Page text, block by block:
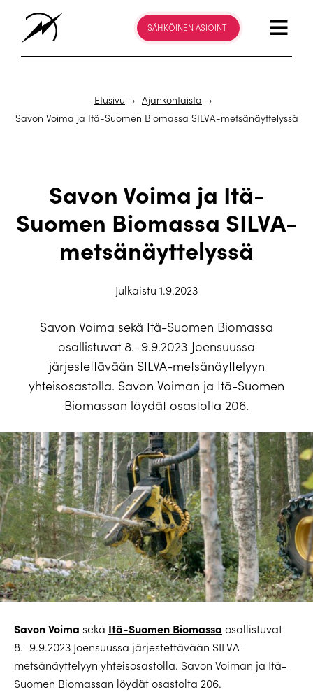
SÄHKÖINEN ASIOINTI
Etusivu › Ajankohtaista
›
Savon Voima ja Itä-Suomen Biomassa SILVA-metsänäyttelyssä
Savon Voima ja Itä-
Suomen Biomassa SILVA-
metsänäyttelyssä
Julkaistu 1.9.2023
Savon Voima sekä Itä-Suomen Biomassa
osallistuvat 8.–9.9.2023 Joensuussa
järjestettävään SILVA-metsänäyttelyyn
yhteisosastolla. Savon Voiman ja Itä-Suomen
Biomassan löydät osastolta 206.
Savon Voima sekä Itä-Suomen Biomassa osallistuvat
8.–9.9.2023 Joensuussa järjestettävään SILVA-
metsänäyttelyyn yhteisosastolla. Savon Voiman ja Itä-
Suomen Biomassan löydät osastolta 206.